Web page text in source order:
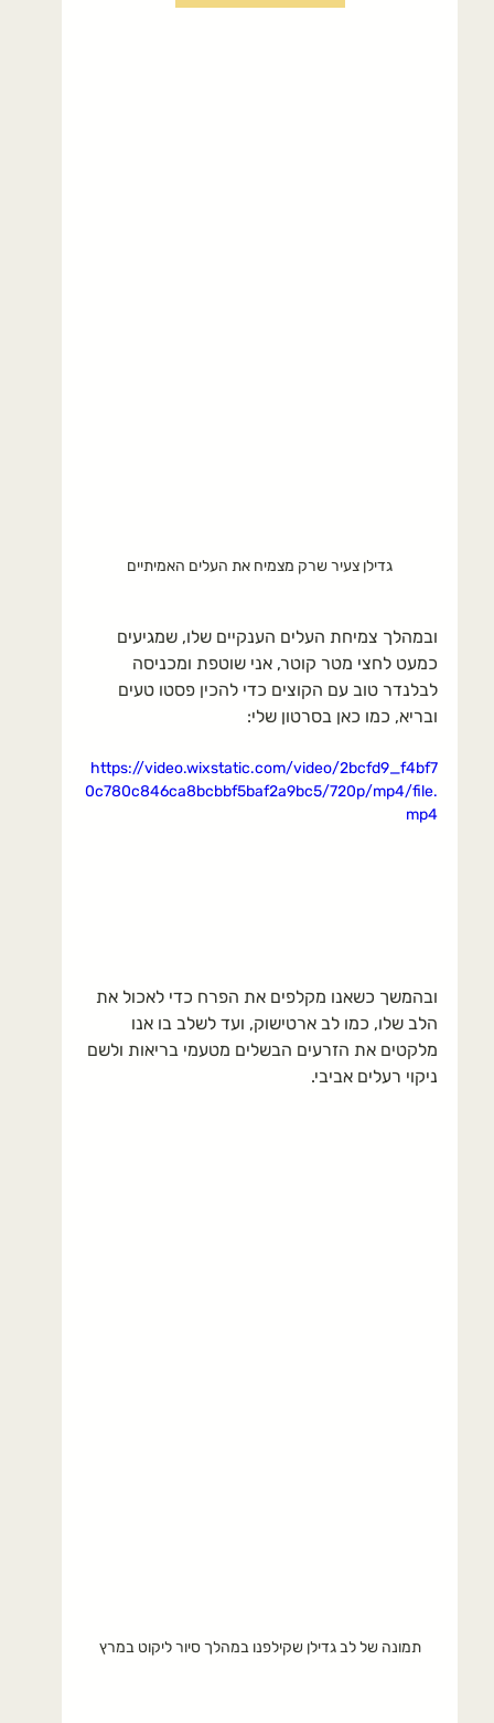
גדילן צעיר שרק מצמיח את העלים האמיתיים
ובמהלך צמיחת העלים הענקיים שלו, שמגיעים
כמעט לחצי מטר קוטר, אני שוטפת ומכניסה
לבלנדר טוב עם הקוצים כדי להכין פסטו טעים
ובריא, כמו כאן בסרטון שלי:
https://video.wixstatic.com/video/2bcfd9_f4bf7
0c780c846ca8bcbbf5baf2a9bc5/720p/mp4/file.
mp4
ובהמשך כשאנו מקלפים את הפרח כדי לאכול את
הלב שלו, כמו לב ארטישוק, ועד לשלב בו אנו
מלקטים את הזרעים הבשלים מטעמי בריאות ולשם
ניקוי רעלים אביבי.
תמונה של לב גדילן שקילפנו במהלך סיור ליקוט במרץ